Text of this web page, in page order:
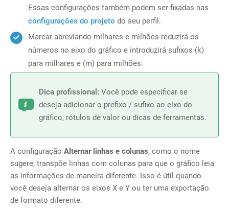
Essas configurações também podem ser fixadas nas
configurações do projeto do seu perfil.
Marcar abreviando milhares e milhões reduzirá os
números no eixo do gráfico e introduzirá sufixos (k)
para milhares e (m) para milhões.
Dica profissional: Você pode especificar se
deseja adicionar o prefixo / sufixo ao eixo do
gráfico, rótulos de valor ou dicas de ferramentas.
A configuração Alternar linhas e colunas, como o nome
sugere, transpõe linhas com colunas para que o gráfico leia
as informações de maneira diferente. Isso é útil quando
você deseja alternar os eixos X e Y ou ter uma exportação
de formato diferente.